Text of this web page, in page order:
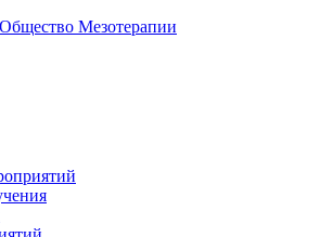
Мезотерапии